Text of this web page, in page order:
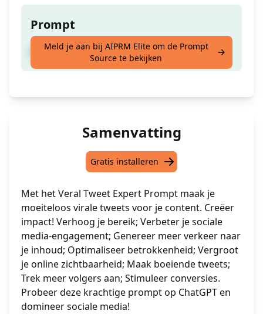
Prompt
Maak een viraal tweet voor je inhoud
Meld je aan bij AIPRM Elite om de Prompt
Source te bekijken
Samenvatting
Gratis installeren
Met het Veral Tweet Expert Prompt maak je
moeiteloos virale tweets voor je content. Creëer
impact! Verhoog je bereik; Verbeter je sociale
media-engagement; Genereer meer verkeer naar
je inhoud; Optimaliseer betrokkenheid; Vergroot
je online zichtbaarheid; Maak boeiende tweets;
Trek meer volgers aan; Stimuleer conversies.
Probeer deze krachtige prompt op ChatGPT en
domineer sociale media!